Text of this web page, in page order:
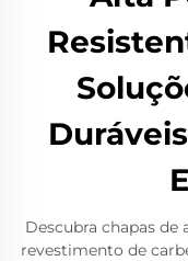
Descubra chapas de
revestimento de